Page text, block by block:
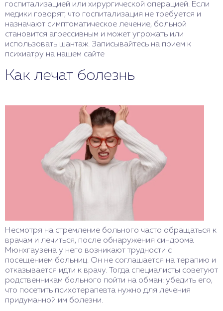
госпитализацией или хирургической операцией. Если
медики говорят, что госпитализация не требуется и
назначают симптоматическое лечение, больной
становится агрессивным и может угрожать или
использовать шантаж. Записывайтесь на прием к
психиатру на нашем сайте
Как лечат болезнь
Несмотря на стремление больного часто обращаться к
врачам и лечиться, после обнаружения синдрома
Мюнхгаузена у него возникают трудности с
посещением больниц. Он не соглашается на терапию и
отказывается идти к врачу. Тогда специалисты советуют
родственникам больного пойти на обман: убедить его,
что посетить психотерапевта нужно для лечения
придуманной им болезни.